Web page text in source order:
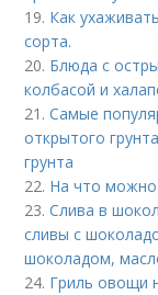
19. Как
сорта.
20. Блюда с
колбасой и
21.Самые
открытого
грунта
22. На что можно
23.Слива в
сливы с
шоколадом,
24. Гриль овощи